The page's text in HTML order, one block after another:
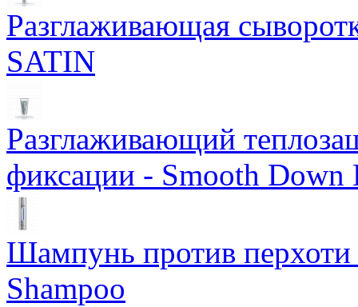
Разглаживающая
SATIN
Разглаживающий
фиксации - Smooth Down
Шампунь против
Shampoo